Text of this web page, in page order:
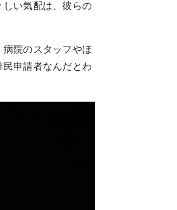
い気配は、彼らの
病院のスタッフやほ
申請者なんだとわ